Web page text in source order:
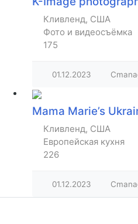
Кливленд, США
Фото и видеосъёмка
175
01.12.2023
Mama Marie’s
Кливленд, США
Европейская кухня
226
01.12.2023